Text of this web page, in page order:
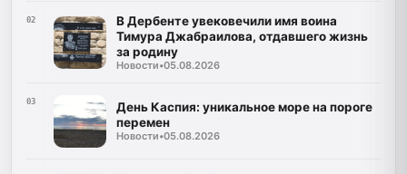
02
В Дербенте увековечили имя воина
Тимура Джабраилова, отдавшего жизнь
за родину
Новости•05.08.2026
03
День Каспия: уникальное море на пороге
перемен
Новости•05.08.2026